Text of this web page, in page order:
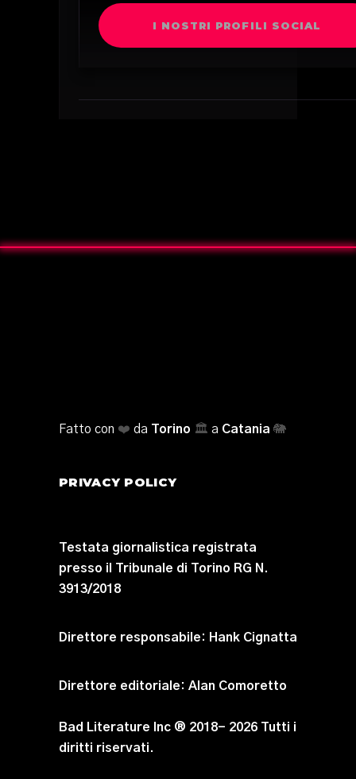
I NOSTRI PROFILI SOCIAL
Fatto con ❤️ da Torino 🏛️ a Catania 🐘
PRIVACY POLICY
Testata giornalistica registrata
presso il Tribunale di Torino RG N.
3913/2018
Direttore responsabile: Hank Cignatta
Direttore editoriale: Alan Comoretto
Bad Literature Inc ® 2018- 2026 Tutti i
diritti riservati.